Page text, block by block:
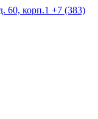
60, корп.1 +7 (383)